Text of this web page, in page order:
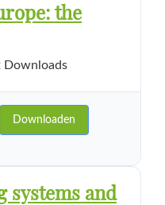
the
Downloads
Downloaden
systems and